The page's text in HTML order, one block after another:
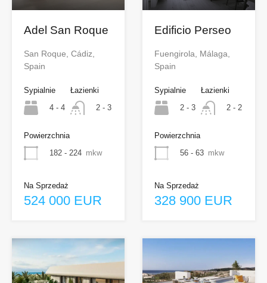
Adel San Roque
San Roque, Cádiz,
Spain
Sypialnie
4 - 4
Łazienki
2 - 3
Powierzchnia
182 - 224 mkw
Na Sprzedaż
524 000 EUR
Edificio Perseo
Fuengirola, Málaga,
Spain
Sypialnie
2 - 3
Łazienki
2 - 2
Powierzchnia
56 - 63 mkw
Na Sprzedaż
328 900 EUR